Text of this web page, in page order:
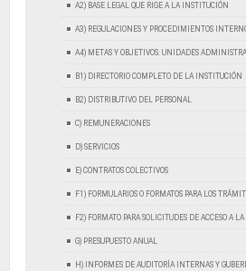
A2) BASE LEGAL QUE RIGE A LA INSTITUCIÓN
A3) REGULACIONES Y PROCEDIMIENTOS
A4) METAS Y OBJETIVOS: UNIDADES
B1) DIRECTORIO COMPLETO DE LA INSTITUCIÓN
B2) DISTRIBUTIVO DEL PERSONAL
C) REMUNERACIONES
D) SERVICIOS
E) CONTRATOS COLECTIVOS
F1) FORMULARIOS O FORMATOS PARA LOS
F2) FORMATO PARA SOLICITUDES DE ACCESO A
G) PRESUPUESTO ANUAL
H) INFORMES DE AUDITORÍA INTERNAS Y